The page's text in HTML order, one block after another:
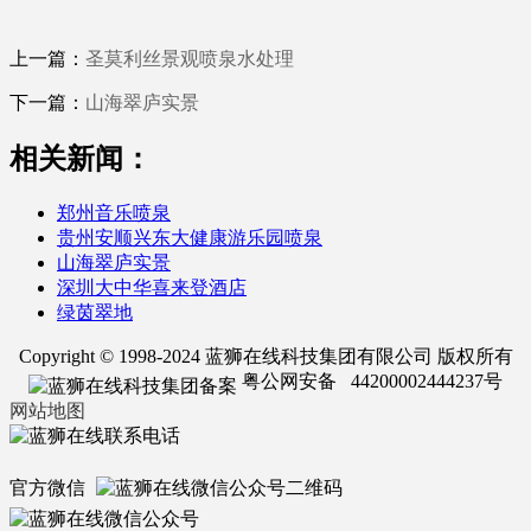
上一篇： 圣莫利丝景观喷泉水处理
下一篇： 山海翠庐实景
相关新闻：
郑州音乐喷泉
贵州安顺兴东大健康游乐园喷泉
山海翠庐实景
深圳大中华喜来登酒店
绿茵翠地
Copyright © 1998-2024 蓝狮在线科技集团有限公司 版权所有
粤公网安备 44200002444237号
网站地图
官方微信